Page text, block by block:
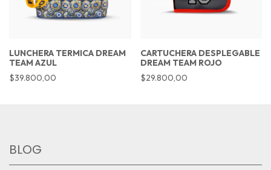
LUNCHERA TERMICA DREAM
TEAM AZUL
$39.800,00
CARTUCHERA DESPLEGABLE
DREAM TEAM ROJO
$29.800,00
BLOG